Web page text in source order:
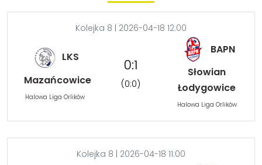
Kolejka 8 | 2026-04-18 12:00
LKS
Mazańcowice
Halowa Liga Orlików
0:1
(0:0)
BAPN
Słowian
Łodygowice
Halowa Liga Orlików
Kolejka 8 | 2026-04-18 11:00